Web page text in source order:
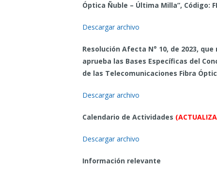
Óptica Ñuble – Última Milla”, Código:
Descargar archivo
Resolución Afecta N° 10, de 2023,
aprueba las Bases Específicas del
de las Telecomunicaciones Fibra
Descargar archivo
Calendario de Actividades
Descargar archivo
Información relevante